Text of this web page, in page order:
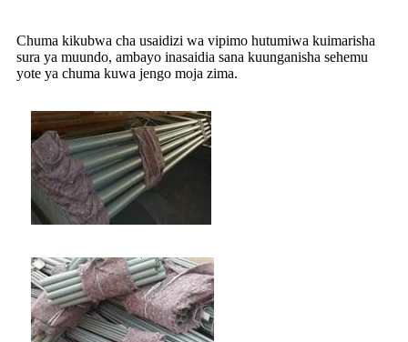
Chuma kikubwa cha usaidizi wa vipimo hutumiwa kuimarisha
sura ya muundo, ambayo inasaidia sana kuunganisha sehemu
yote ya chuma kuwa jengo moja zima.